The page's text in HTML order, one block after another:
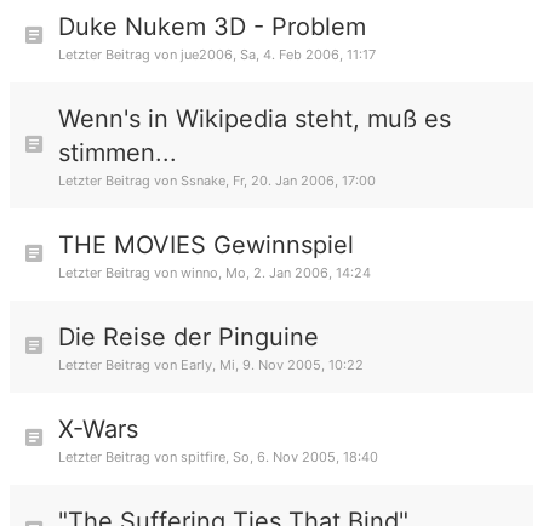
Duke Nukem 3D - Problem
Letzter Beitrag von jue2006, Sa, 4. Feb 2006, 11:17
Wenn's in Wikipedia steht, muß es
stimmen...
Letzter Beitrag von Ssnake, Fr, 20. Jan 2006, 17:00
THE MOVIES Gewinnspiel
Letzter Beitrag von winno, Mo, 2. Jan 2006, 14:24
Die Reise der Pinguine
Letzter Beitrag von Early, Mi, 9. Nov 2005, 10:22
X-Wars
Letzter Beitrag von spitfire, So, 6. Nov 2005, 18:40